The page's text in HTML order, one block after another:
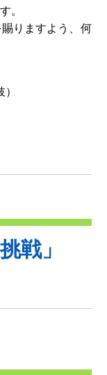
。
りますよう、何
戦」